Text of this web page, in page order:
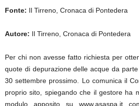
Fonte: Il Tirreno, Cronaca di Pontedera
Autore: Il Tirreno, Cronaca di Pontedera
Per chi non avesse fatto richiesta per
quote di depurazione delle acque da
30 settembre prossimo. Lo comunica il
proprio sito, spiegando che il gestore ha
modulo apposito su www.asaspa.it